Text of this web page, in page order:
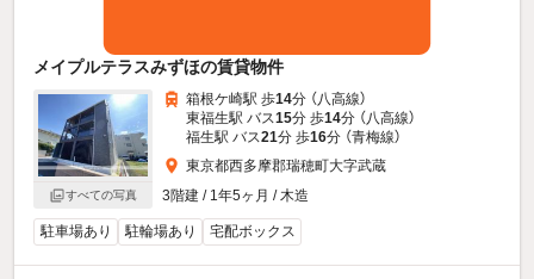
メイプルテラスみずほの賃貸物件
すべての写真
箱根ケ崎駅 歩14分 （八高線）
東福生駅 バス15分 歩14分 （八高線）
福生駅 バス21分 歩16分 （青梅線）
東京都西多摩郡瑞穂町大字武蔵
3階建 / 1年5ヶ月 / 木造
駐車場あり 駐輪場あり 宅配ボックス